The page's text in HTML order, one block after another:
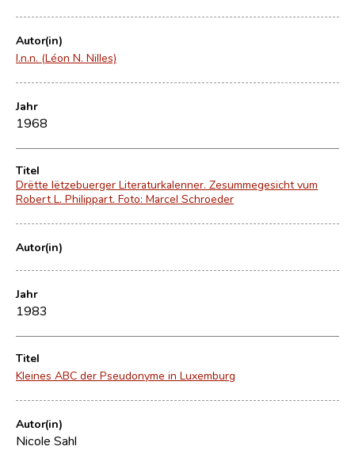
Autor(in)
l.n.n. (Léon N. Nilles)
Jahr
1968
Titel
Drëtte lëtzebuerger Literaturkalenner. Zesummegesicht vum
Robert L. Philippart. Foto: Marcel Schroeder
Autor(in)
Jahr
1983
Titel
Kleines ABC der Pseudonyme in Luxemburg
Autor(in)
Nicole Sahl